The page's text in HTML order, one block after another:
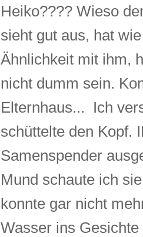
Heiko???? Wieso
sieht gut aus, hat
Ähnlichkeit mit ihm,
nicht dumm sein.
Elternhaus... Ich
schüttelte den Kopf.
Samenspender
Mund schaute ich
konnte gar nicht
Wasser ins Gesichte